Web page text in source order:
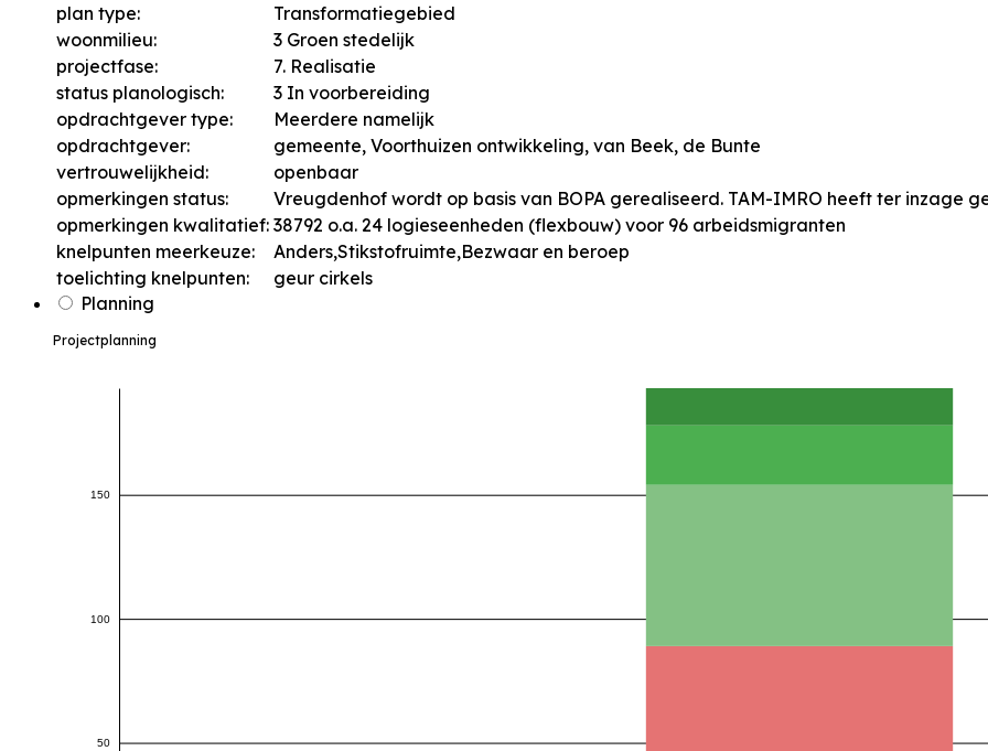
plan type:
Transformatiegebied
woonmilieu:
3 Groen stedelijk
projectfase:
7. Realisatie
status planologisch:
3 In voorbereiding
opdrachtgever type:
Meerdere namelijk
opdrachtgever:
gemeente, Voorthuizen ontwikkeling, van Beek, de Bunte
vertrouwelijkheid:
openbaar
opmerkingen status:
Vreugdenhof wordt op basis van BOPA gerealiseerd. TAM-IMRO heeft ter inzage
opmerkingen kwalitatief: 38792 o.a. 24 logieseenheden (flexbouw) voor 96 arbeidsmigranten
knelpunten meerkeuze:
Anders,Stikstofruimte,Bezwaar en beroep
toelichting knelpunten:
geur cirkels
Planning
Projectplanning
50
100
150